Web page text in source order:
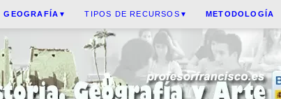
GEOGRAFÍA ▼ TIPOS DE RECURSOS ▼ METODOLOGÍA